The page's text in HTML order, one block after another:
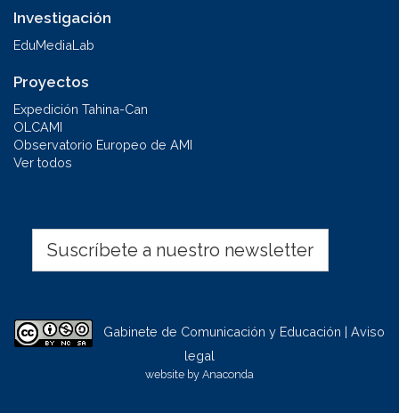
Investigación
EduMediaLab
Proyectos
Expedición Tahina-Can
OLCAMI
Observatorio Europeo de AMI
Ver todos
Suscríbete a nuestro newsletter
Gabinete de Comunicación y Educación | Aviso
legal
website by Anaconda